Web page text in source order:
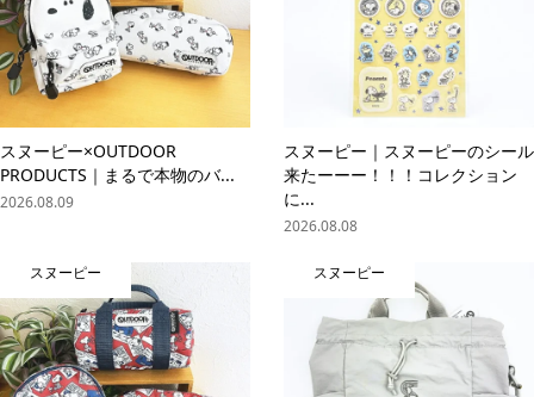
スヌーピー×OUTDOOR
PRODUCTS｜まるで本物のバ...
2026.08.09
スヌーピー｜スヌーピーのシール
来たーーー！！！コレクション
に...
2026.08.08
スヌーピー スヌーピー